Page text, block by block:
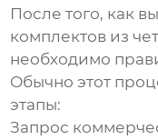
После того, как
комплектов из
необходимо
Обычно этот
этапы:
Запрос